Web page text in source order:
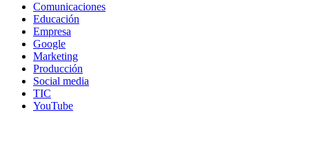
Comunicaciones
Educación
Empresa
Google
Marketing
Producción
Social media
TIC
YouTube